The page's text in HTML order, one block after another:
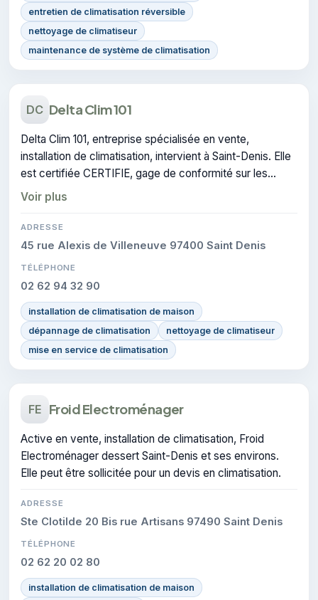
entretien de climatisation réversible
nettoyage de climatiseur
maintenance de système de climatisation
DC Delta Clim 101
Delta Clim 101, entreprise spécialisée en vente,
installation de climatisation, intervient à Saint-Denis. Elle
est certifiée CERTIFIE, gage de conformité sur les
interventions réalisées.
Voir plus
ADRESSE
45 rue Alexis de Villeneuve 97400 Saint Denis
TÉLÉPHONE
02 62 94 32 90
installation de climatisation de maison
dépannage de climatisation
nettoyage de climatiseur
mise en service de climatisation
FE Froid Electroménager
Active en vente, installation de climatisation, Froid
Electroménager dessert Saint-Denis et ses environs.
Elle peut être sollicitée pour un devis en climatisation.
ADRESSE
Ste Clotilde 20 Bis rue Artisans 97490 Saint Denis
TÉLÉPHONE
02 62 20 02 80
installation de climatisation de maison